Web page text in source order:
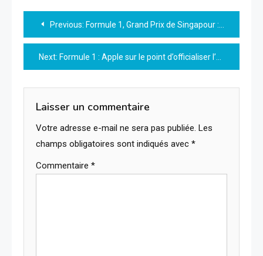
Navigation
de
l’article
Previous: Formule 1, Grand Prix de Singapour : horaires et chaînes pour ne rien manquer de la course
Next: Formule 1 : Apple sur le point d’officialiser l’acquisition des droits de diffusion aux États-Unis
Laisser un commentaire
Votre adresse e-mail ne sera pas publiée. Les
champs obligatoires sont indiqués avec *
Commentaire *